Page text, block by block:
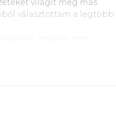
világít meg más
választottam a legtöbb
mit jelent az
hogy mitől
külön részben kerül szóba
szintén
szeretnék kiemelni,